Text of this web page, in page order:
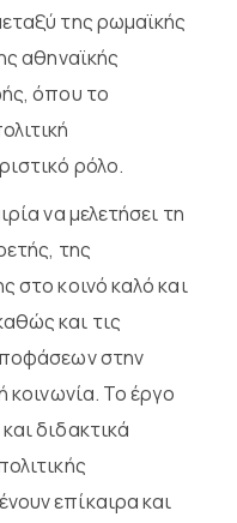
της ρωμαϊκής
αθηναϊκής
όπου το
ρόλο.
να μελετήσει τη
της
στο κοινό καλό και
και τις
στην
κοινωνία. Το έργο
διδακτικά
επίκαιρα και